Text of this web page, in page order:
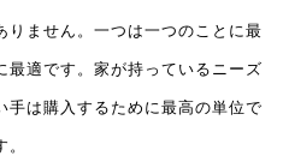
ません。一つは一つのことに最
適です。家が持っているニーズ
手は購入するために最高の単位で